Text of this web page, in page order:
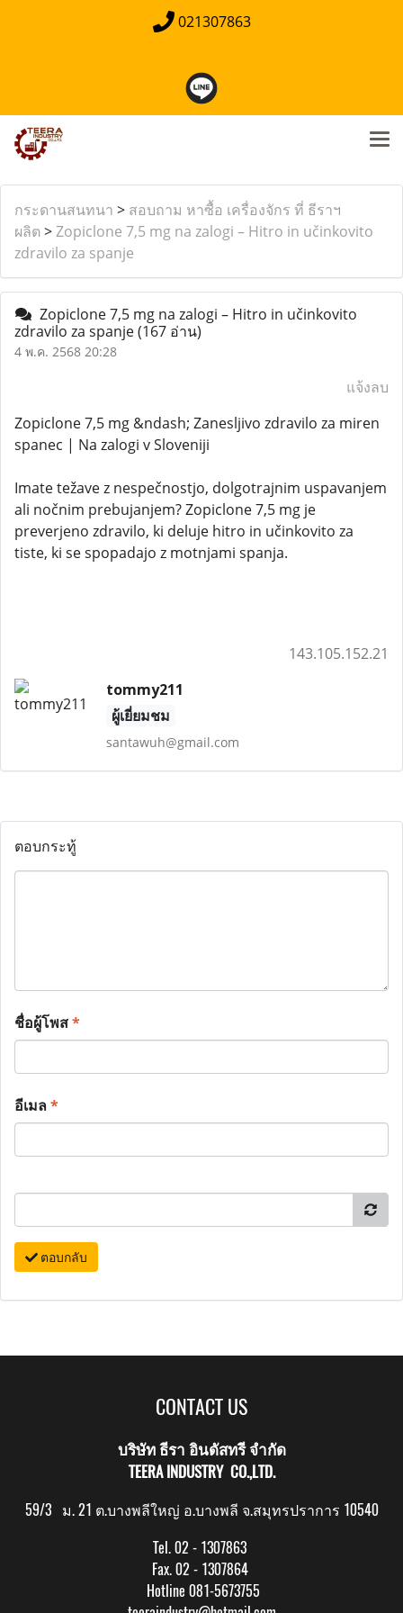
021307863
กระดานสนทนา > สอบถาม หาซื้อ เครื่องจักร ที่ ธีราฯ
ผลิต >Zopiclone 7,5 mg na zalogi – Hitro in učinkovito
zdravilo za spanje
Zopiclone 7,5 mg na zalogi – Hitro in učinkovito
zdravilo za spanje(167 อ่าน)
4 พ.ค. 2568 20:28
แจ้งลบ
Zopiclone 7,5 mg &ndash; Zanesljivo zdravilo za miren
spanec | Na zalogi v Sloveniji
Imate težave z nespečnostjo, dolgotrajnim uspavanjem
ali nočnim prebujanjem? Zopiclone 7,5 mg je
preverjeno zdravilo, ki deluje hitro in učinkovito za
tiste, ki se spopadajo z motnjami spanja.
143.105.152.21
tommy211
ผู้เยี่ยมชม
santawuh@gmail.com
ตอบกระทู้
ชื่อผู้โพส*
อีเมล*
ตอบกลับ
CONTACT US
บริษัท ธีรา อินดัสทรี จำกัด
TEERA INDUSTRY CO.,LTD.
59/3 ม. 21 ต.บางพลีใหญ่ อ.บางพลี จ.สมุทรปราการ 10540
Tel. 02 - 1307863
Fax. 02 - 1307864
Hotline 081-5673755